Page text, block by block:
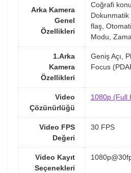
Arka Kamera
Genel
Özellikleri
Coğrafi
flaş,
Modu,
1.Arka
Kamera
Özellikleri
Geniş Açı,
Focus
Video
Çözünürlüğü
1080p (Full
Video FPS
Değeri
30 FPS
Video Kayıt
Seçenekleri